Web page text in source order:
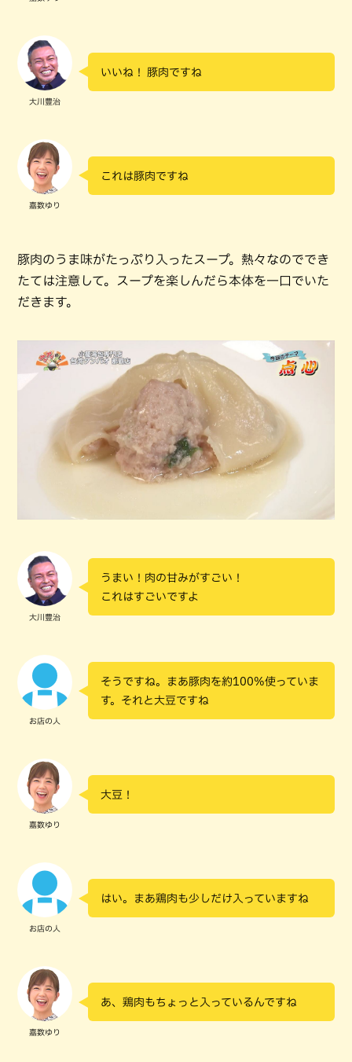
大川豊治
いいね！ 豚肉ですね
嘉数ゆり
これは豚肉ですね
豚肉のうま味がたっぷり入ったスープ。熱々なのででき
たては注意して。スープを楽しんだら本体を一口でいた
だきます。
大川豊治
うまい！肉の甘みがすごい！
これはすごいですよ
お店の人
そうですね。まあ豚肉を約100%使っていま
す。それと大豆ですね
嘉数ゆり
大豆！
お店の人
はい。まあ鶏肉も少しだけ入っていますね
嘉数ゆり
あ、鶏肉もちょっと入っているんですね